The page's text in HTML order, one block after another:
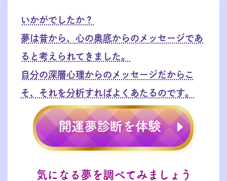
いかがでしたか？
夢は昔から、心の奥底からのメッセージであ
ると考えられてきました。
自分の深層心理からのメッセージだからこ
そ、それを分析すればよくあたるのです。
気になる夢を調べてみましょう